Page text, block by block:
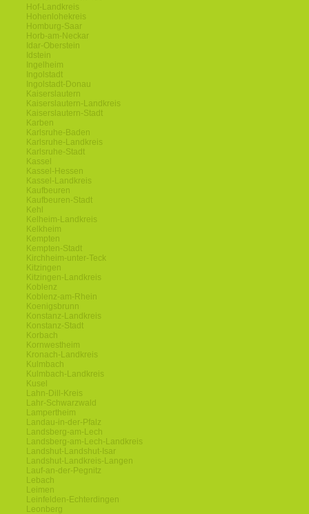
Hof-Landkreis
Hohenlohekreis
Homburg-Saar
Horb-am-Neckar
Idar-Oberstein
Idstein
Ingelheim
Ingolstadt
Ingolstadt-Donau
Kaiserslautern
Kaiserslautern-Landkreis
Kaiserslautern-Stadt
Karben
Karlsruhe-Baden
Karlsruhe-Landkreis
Karlsruhe-Stadt
Kassel
Kassel-Hessen
Kassel-Landkreis
Kaufbeuren
Kaufbeuren-Stadt
Kehl
Kelheim-Landkreis
Kelkheim
Kempten
Kempten-Stadt
Kirchheim-unter-Teck
Kitzingen
Kitzingen-Landkreis
Koblenz
Koblenz-am-Rhein
Koenigsbrunn
Konstanz-Landkreis
Konstanz-Stadt
Korbach
Kornwestheim
Kronach-Landkreis
Kulmbach
Kulmbach-Landkreis
Kusel
Lahn-Dill-Kreis
Lahr-Schwarzwald
Lampertheim
Landau-in-der-Pfalz
Landsberg-am-Lech
Landsberg-am-Lech-Landkreis
Landshut-Landshut-Isar
Landshut-Landkreis-Langen
Lauf-an-der-Pegnitz
Lebach
Leimen
Leinfelden-Echterdingen
Leonberg